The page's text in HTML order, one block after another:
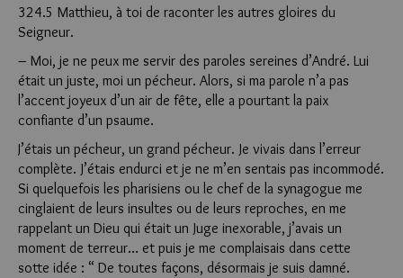
324.5 Matthieu, à toi de raconter les autres gloires du
Seigneur.
– Moi, je ne peux me servir des paroles sereines d’André. Lui
était un juste, moi un pécheur. Alors, si ma parole n’a pas
l’accent joyeux d’un air de fête, elle a pourtant la paix
confiante d’un psaume.
J’étais un pécheur, un grand pécheur. Je vivais dans l’erreur
complète. J’étais endurci et je ne m’en sentais pas incommodé.
Si quelquefois les pharisiens ou le chef de la synagogue me
cinglaient de leurs insultes ou de leurs reproches, en me
rappelant un Dieu qui était un Juge inexorable, j’avais un
moment de terreur… et puis je me complaisais dans cette
sotte idée : “ De toutes façons, désormais je suis damné.